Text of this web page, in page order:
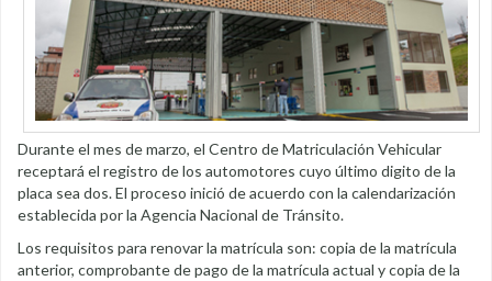
Durante el mes de marzo, el Centro de Matriculación Vehicular
receptará el registro de los automotores cuyo último digito de la
placa sea dos. El proceso inició de acuerdo con la calendarización
establecida por la Agencia Nacional de Tránsito.
Los requisitos para renovar la matrícula son: copia de la matrícula
anterior, comprobante de pago de la matrícula actual y copia de la